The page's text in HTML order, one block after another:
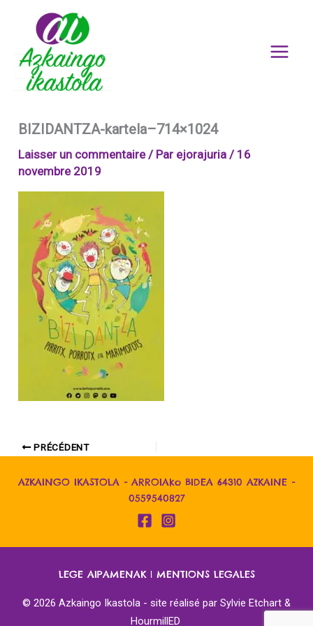
contenu
BIZIDANTZA-kartela–714×1024
Laisser un commentaire / Par ejorajuria / 16
novembre 2019
PRÉCÉDENT
AZKAINGO IKASTOLA - ARROIAko BIDEA 64310 AZKAINE -
0559540827
LEGE AIPAMENAK| MENTIONS LEGALES
© 2026 Azkaingo Ikastola - site réalisé par Sylvie Etchart &
HourmillED